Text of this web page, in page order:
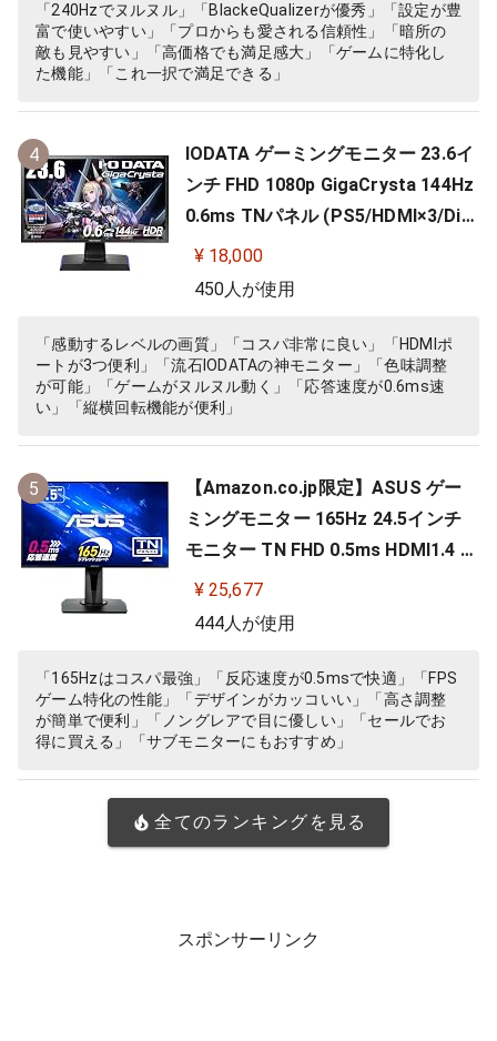
「240Hzでヌルヌル」「BlackeQualizerが優秀」「設定が豊
富で使いやすい」「プロからも愛される信頼性」「暗所の
敵も見やすい」「高価格でも満足感大」「ゲームに特化し
た機能」「これ一択で満足できる」
4
IODATA ゲーミングモニター 23.6イ
ンチ FHD 1080p GigaCrysta 144Hz
0.6ms TNパネル (PS5/HDMI×3/Dis
playPort/スピーカー付/高さ調整/縦
横回転) EX-LDGC242HTB
¥ 18,000
450人が使用
「感動するレベルの画質」「コスパ非常に良い」「HDMIポ
ートが3つ便利」「流石IODATAの神モニター」「色味調整
が可能」「ゲームがヌルヌル動く」「応答速度が0.6ms速
い」「縦横回転機能が便利」
5
【Amazon.co.jp限定】ASUS ゲー
ミングモニター 165Hz 24.5インチ
モニター TN FHD 0.5ms HDMI1.4 Di
splayPort1.2 DVI-D スピーカー 高
さ調整 縦横回転 VG258QR-J
¥ 25,677
444人が使用
「165Hzはコスパ最強」「反応速度が0.5msで快適」「FPS
ゲーム特化の性能」「デザインがカッコいい」「高さ調整
が簡単で便利」「ノングレアで目に優しい」「セールでお
得に買える」「サブモニターにもおすすめ」
全てのランキングを見る
スポンサーリンク